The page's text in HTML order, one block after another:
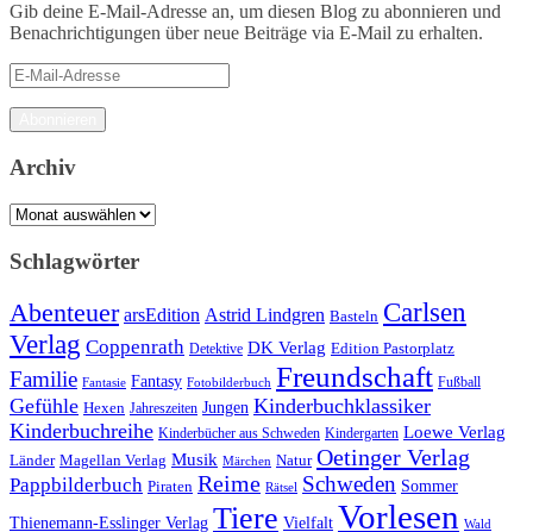
Gib deine E-Mail-Adresse an, um diesen Blog zu abonnieren und
Benachrichtigungen über neue Beiträge via E-Mail zu erhalten.
E-
Mail-
Adresse
Archiv
Archiv
Schlagwörter
Abenteuer arsEdition Astrid Lindgren Basteln Carlsen
Verlag Coppenrath Detektive DK Verlag Edition Pastorplatz
Familie Fantasie Fantasy Fotobilderbuch Freundschaft Fußball
Gefühle Hexen Jahreszeiten Jungen Kinderbuchklassiker
Kinderbuchreihe Kinderbücher aus Schweden Kindergarten Loewe Verlag
Länder Magellan Verlag Musik Märchen Natur Oetinger Verlag
Pappbilderbuch Piraten Reime Rätsel Schweden Sommer
Thienemann-Esslinger Verlag Tiere Vielfalt Vorlesen Wald